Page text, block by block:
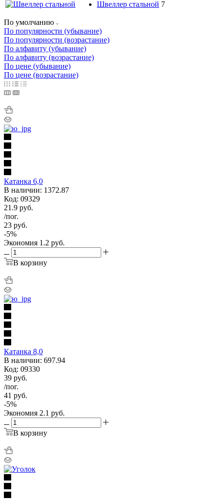
Швеллер стальной 7
По умолчанию
По популярности (убывание)
По популярности (возрастание)
По алфавиту (убывание)
По алфавиту (возрастание)
По цене (убывание)
По цене (возрастание)
Катанка 6,0
В наличии: 1372.87
Код: 09329
21.9 руб.
/пог.
23 руб.
-5%
Экономия 1.2 руб.
В корзину
Катанка 8,0
В наличии: 697.94
Код: 09330
39 руб.
/пог.
41 руб.
-5%
Экономия 2.1 руб.
В корзину